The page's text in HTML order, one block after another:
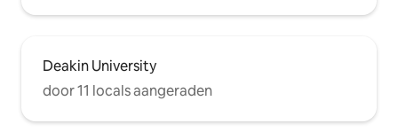
Deakin University
door 11 locals aangeraden